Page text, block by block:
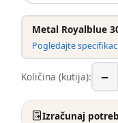
Metal Royalblue
Pogledajte
Količina (kutija): −
Izračunaj